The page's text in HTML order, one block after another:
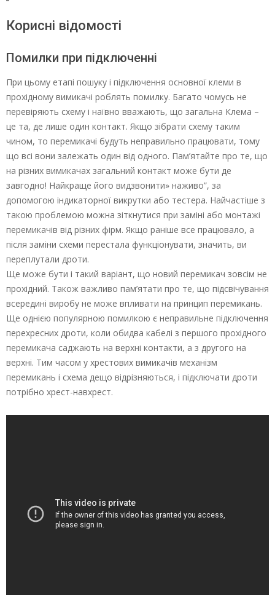
Корисні відомості
Помилки при підключенні
При цьому етапі пошуку і підключення основної клеми в
прохідному вимикачі роблять помилку. Багато чомусь не
перевіряють схему і наївно вважають, що загальна Клема –
це та, де лише один контакт. Якщо зібрати схему таким
чином, то перемикачі будуть неправильно працювати, тому
що всі вони залежать один від одного. Пам’ятайте про те, що
на різних вимикачах загальний контакт може бути де
завгодно! Найкраще його видзвонити» наживо”, за
допомогою індикаторної викрутки або тестера. Найчастіше з
такою проблемою можна зіткнутися при заміні або монтажі
перемикачів від різних фірм. Якщо раніше все працювало, а
після заміни схеми перестала функціонувати, значить, ви
переплутали дроти.
Ще може бути і такий варіант, що новий перемикач зовсім не
прохідний. Також важливо пам’ятати про те, що підсвічування
всередині виробу не може впливати на принцип перемикань.
Ще однією популярною помилкою є неправильне підключення
перехресних дроти, коли обидва кабелі з першого прохідного
перемикача саджають на верхні контакти, а з другого на
верхні. Тим часом у хрестових вимикачів механізм
перемикань і схема дещо відрізняються, і підключати дроти
потрібно хрест-навхрест.